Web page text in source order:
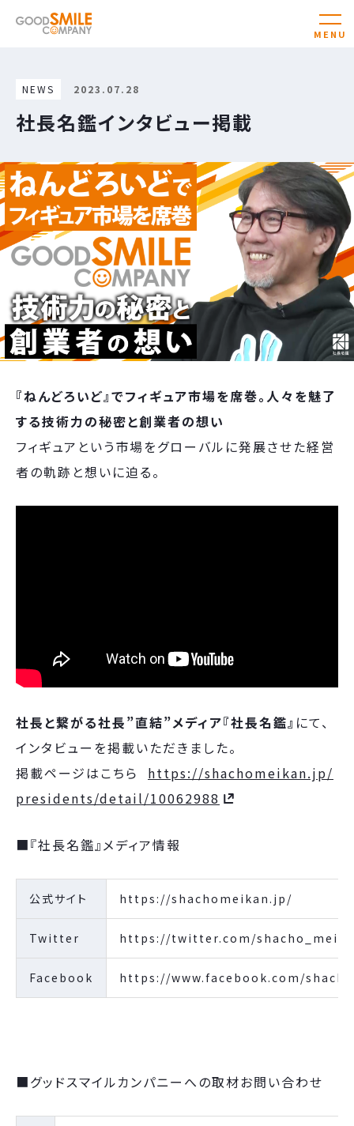
NEWS 2023.07.28
社長名鑑インタビュー掲載
『ねんどろいど』でフィギュア市場を席巻。人々を魅了
する技術力の秘密と創業者の想い
フィギュアという市場をグローバルに発展させた経営
者の軌跡と想いに迫る。
社長と繋がる社長”直結”メディア『社長名鑑』 にて、
インタビューを掲載いただきました。
掲載ページはこちら https://shachomeikan.jp/
presidents/detail/10062988
■『社長名鑑』メディア情報
公式サイト https://shachomeikan.jp/
Twitter https://twitter.com/
Facebook https://www.facebook.com/
■グッドスマイルカンパニーへの取材お問い合わせ